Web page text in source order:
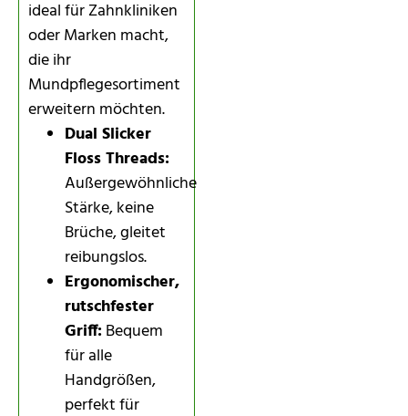
ideal für Zahnkliniken
oder Marken macht,
die ihr
Mundpflegesortiment
erweitern möchten.
Dual Slicker
Floss Threads:
Außergewöhnliche
Stärke, keine
Brüche, gleitet
reibungslos.
Ergonomischer,
rutschfester
Griff:Bequem
für alle
Handgrößen,
perfekt für